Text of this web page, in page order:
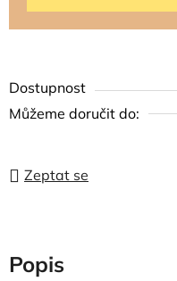
Dostupnost
Můžeme doručit do:
Zeptat se
Popis